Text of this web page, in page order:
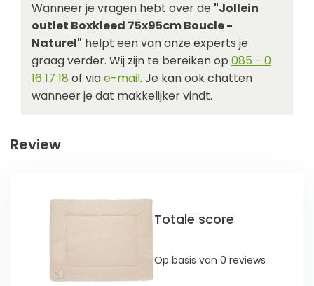
Wanneer je vragen hebt over de "Jollein
outlet Boxkleed 75x95cm Boucle -
Naturel" helpt een van onze experts je
graag verder. Wij zijn te bereiken op 085 - 0
16 17 18 of viae-mail. Je kan ook chatten
wanneer je dat makkelijker vindt.
Review
Totale score
Op basis van 0 reviews